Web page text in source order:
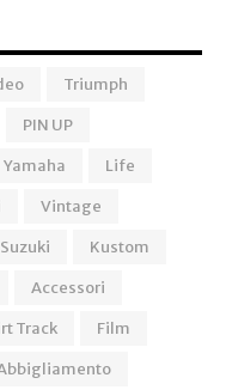
Triumph
PIN UP
Yamaha
Life
Vintage
Suzuki
Kustom
Accessori
Track
Film